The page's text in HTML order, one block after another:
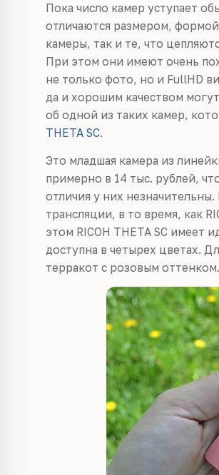
Пока число камер уступает
отличаются размером,
камеры, так и те, что
При этом они имеют очень
не только фото, но и FullHD
да и хорошим качеством
об одной из таких камер,
THETA SC.
Это младшая камера из
примерно в 14 тыс. рублей,
отличия у них
трансляции, в то время, как
этом RICOH THETA SC имеет
доступна в четырех цветах.
терракот с розовым оттенком.